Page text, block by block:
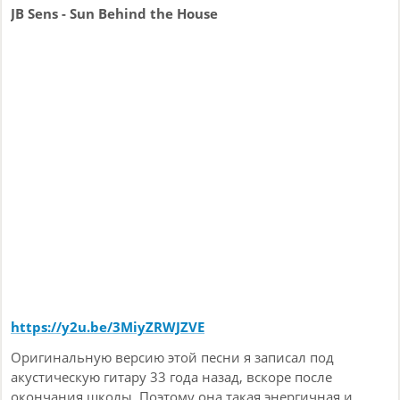
цифровые сэмплеры и драммашины, а не две руки и
ноги, старый аналоговый синтюк, шестиугольные
JB Sens - Sun Behind the House
https://y2u.be/3MiyZRWJZVE
Оригинальную версию этой песни я записал под
акустическую гитару 33 года назад, вскоре после
окончания школы. Поэтому она такая энергичная и